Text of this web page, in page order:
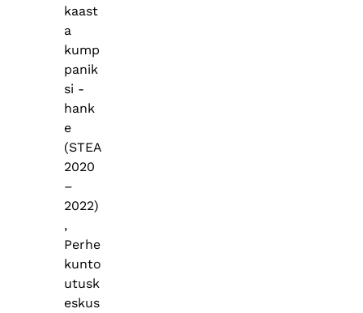
kaast
a
kump
panik
si -
hank
e
(STEA
2020
–
2022)
,
Perhe
kunto
utusk
eskus